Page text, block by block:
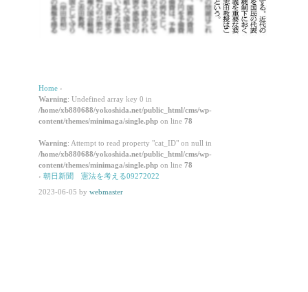
Home ›
Warning: Undefined array key 0 in
/home/xb880688/yokoshida.net/public_html/cms/wp-
content/themes/minimaga/single.php on line 78
Warning: Attempt to read property "cat_ID" on null in
/home/xb880688/yokoshida.net/public_html/cms/wp-
content/themes/minimaga/single.php on line 78
› 朝日新聞 憲法を考える09272022
2023-06-05 by webmaster